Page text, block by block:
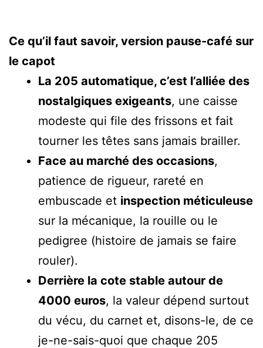
Ce qu’il faut savoir, version pause-café sur
le capot
La 205 automatique, c’est l’alliée des
nostalgiques exigeants, une caisse
modeste qui file des frissons et fait
tourner les têtes sans jamais brailler.
Face au marché des occasions,
patience de rigueur, rareté en
embuscade et inspection méticuleuse
sur la mécanique, la rouille ou le
pedigree (histoire de jamais se faire
rouler).
Derrière la cote stable autour de
4000 euros, la valeur dépend surtout
du vécu, du carnet et, disons-le, de ce
je-ne-sais-quoi que chaque 205